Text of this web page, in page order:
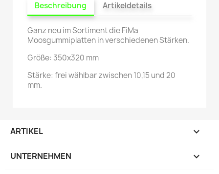
Beschreibung Artikeldetails
Ganz neu im Sortiment die FiMa
Moosgummiplatten in verschiedenen Stärken.
Größe: 350x320 mm
Stärke: frei wählbar zwischen 10,15 und 20
mm.
ARTIKEL 
UNTERNEHMEN 